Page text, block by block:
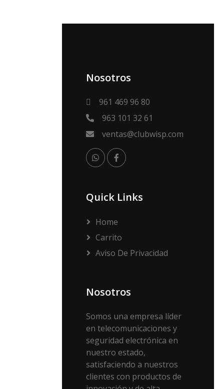
Nosotros
961 469 96 80
963 101 32 61
ventas@clubwisp.com
Quick Links
Home
Carrito
Aviso De Privacidad
Nosotros
Somos una empresa líder
en telecomunicaciones y
seguridad electrónica en
nuestro estado,
satisfaciendo a nuestros
clientes con productos de